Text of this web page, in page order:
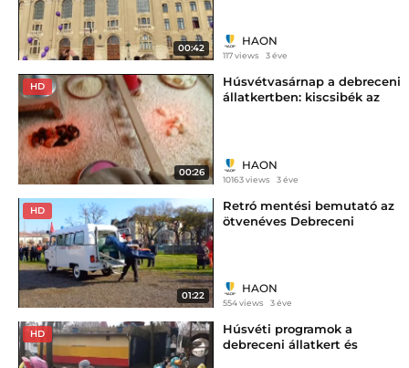
00:42
HAON
117 views 3 éve
HD
00:26
Húsvétvasárnap a debreceni
állatkertben: kiscsibék az
HAON
10163 views 3 éve
HD
01:22
Retró mentési bemutató az
ötvenéves Debreceni
HAON
554 views 3 éve
HD
Húsvéti programok a
debreceni állatkert és